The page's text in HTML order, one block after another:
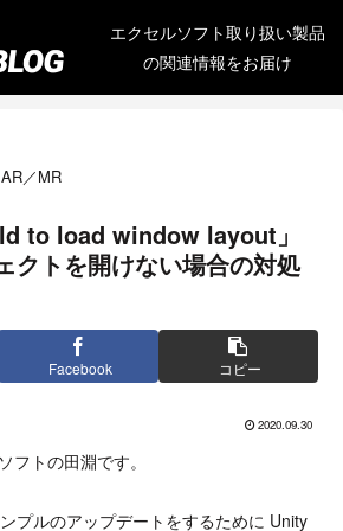
エクセルソフト取り扱い製品
の関連情報をお届け
／MR
to load window layout」
クトを開けない場合の対処
Facebook コピー
2020.09.30
フトの田淵です。
プルのアップデートをするために Unity